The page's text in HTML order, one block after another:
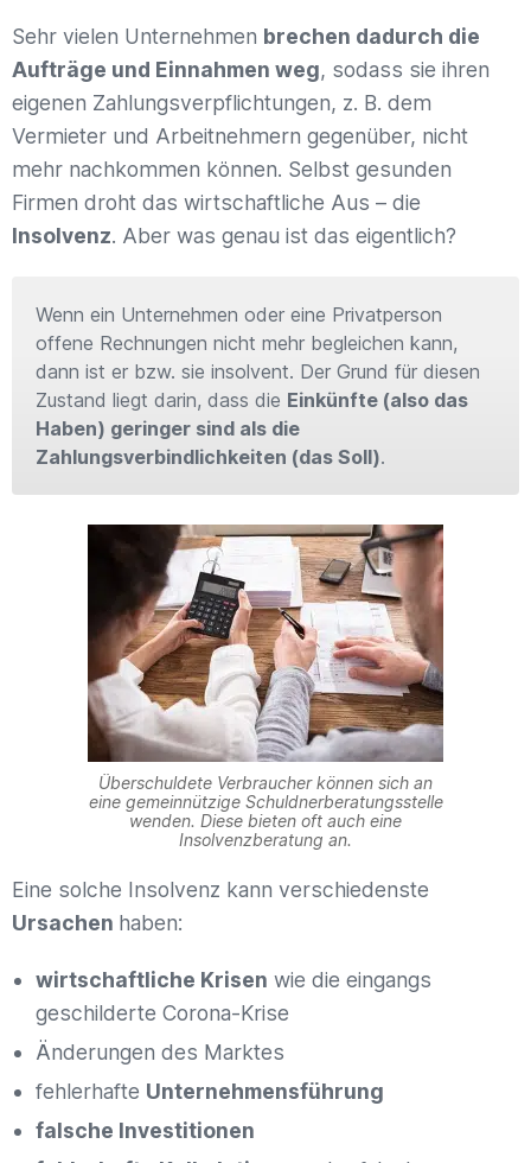
Sehr vielen Unternehmen brechen dadurch die
Aufträge und Einnahmen weg, sodass sie ihren
eigenen Zahlungsverpflichtungen, z. B. dem
Vermieter und Arbeitnehmern gegenüber, nicht
mehr nachkommen können. Selbst gesunden
Firmen droht das wirtschaftliche Aus – die
Insolvenz. Aber was genau ist das eigentlich?
Wenn ein Unternehmen oder eine Privatperson
offene Rechnungen nicht mehr begleichen kann,
dann ist er bzw. sie insolvent. Der Grund für diesen
Zustand liegt darin, dass die Einkünfte (also das
Haben) geringer sind als die
Zahlungsverbindlichkeiten (das Soll).
Überschuldete Verbraucher können sich an
eine gemeinnützige Schuldnerberatungsstelle
wenden. Diese bieten oft auch eine
Insolvenzberatung an.
Eine solche Insolvenz kann verschiedenste
Ursachen haben:
wirtschaftliche Krisen wie die eingangs
geschilderte Corona-Krise
Änderungen des Marktes
fehlerhafte Unternehmensführung
falsche Investitionen